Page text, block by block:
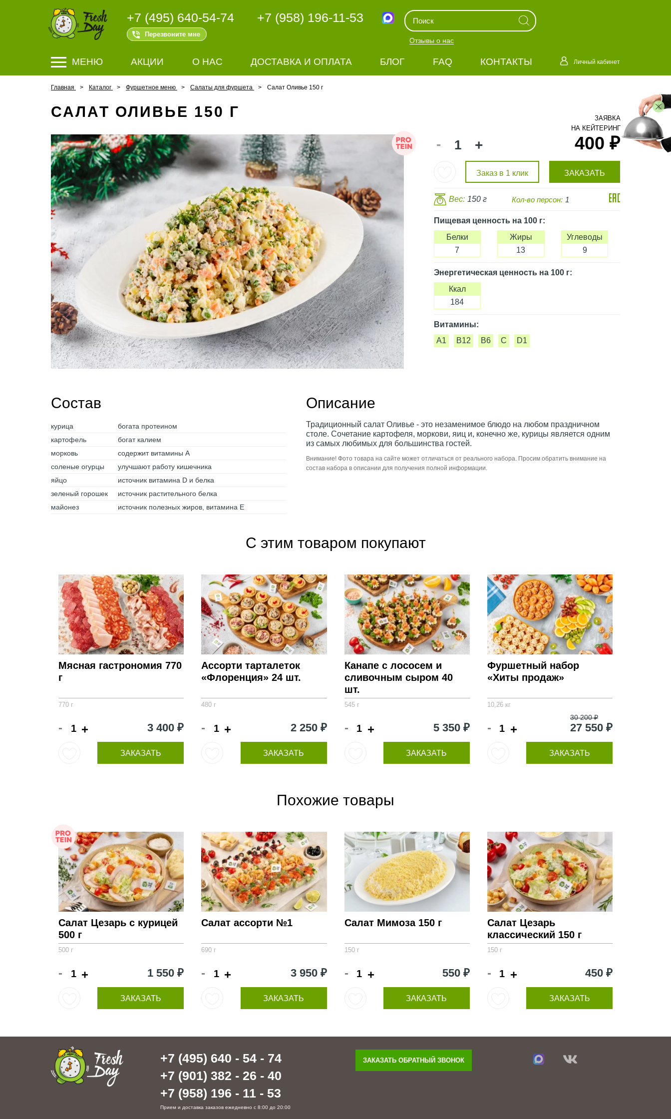
+7 (495) 640-54-74
Перезвоните мне
+7 (958) 196-11-53
Отзывы о нас
МЕНЮ АКЦИИ О НАС ДОСТАВКА И ОПЛАТА БЛОГ FAQ КОНТАКТЫ Личный кабинет
Главная Каталог Фуршетное меню Салаты для фуршета Салат Оливье 150 г
САЛАТ ОЛИВЬЕ 150 Г
- + 400 ₽
Заказ в 1 клик ЗАКАЗАТЬ
Вес: 150 г Кол-во персон: 1
Пищевая ценностьна 100 г:
Белки
7
Жиры
13
Углеводы
9
Энергетическая ценностьна 100 г:
Ккал
184
Витамины:
A1
B12 B6 C D1
Состав
курица
богата протеином
картофель
богат калием
морковь
содержит витамины А
соленые огурцы
улучшают работу кишечника
яйцо
источник витамина D и белка
зеленый горошек
источник растительного белка
майонез
источник полезных жиров, витамина Е
Описание
Традиционный салат Оливье - это незаменимое блюдо на любом праздничном
столе. Сочетание картофеля, моркови, яиц и, конечно же, курицы является одним
из самых любимых для большинства гостей.
Внимание! Фото товара на сайте может отличаться от реального набора. Просим обратить внимание на
состав набора в описании для получения полной информации.
С этим товаром покупают
Мясная гастрономия 770
г
770 г
- + 3 400 ₽
ЗАКАЗАТЬ
Ассорти тарталеток
«Флоренция» 24 шт.
480 г
- + 2 250 ₽
ЗАКАЗАТЬ
Канапе с лососем и
сливочным сыром 40
шт.
545 г
- + 5 350 ₽
ЗАКАЗАТЬ
Фуршетный набор
«Хиты продаж»
10,26 кг
- +
30 200 ₽
27 550 ₽
ЗАКАЗАТЬ
Похожие товары
Салат Цезарь с курицей
500 г
500 г
- + 1 550 ₽
ЗАКАЗАТЬ
Салат ассорти №1
690 г
- + 3 950 ₽
ЗАКАЗАТЬ
Салат Мимоза 150 г
150 г
- + 550 ₽
ЗАКАЗАТЬ
Салат Цезарь
классический 150 г
150 г
- + 450 ₽
ЗАКАЗАТЬ
+7 (495) 640 - 54 - 74
+7 (901) 382 - 26 - 40
+7 (958) 196 - 11 - 53
Прием и доставка заказов ежедневно с 8:00 до 20:00
ЗАКАЗАТЬ ОБРАТНЫЙ ЗВОНОК
ЗАЯВКА
НА КЕЙТЕРИНГ